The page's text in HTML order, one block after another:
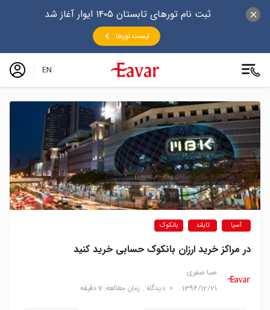
ثبت نام تورهای تابستان ۱۴۰۵ ایوار آغاز شد
لیست تورها
EN
آسیا تایلند بانکوک
در مراکز خرید ارزان بانکوک حسابی خرید کنید
صبا صفری
1396/12/21
0 دیدگاه زمان مطالعه: 7 دقیقه